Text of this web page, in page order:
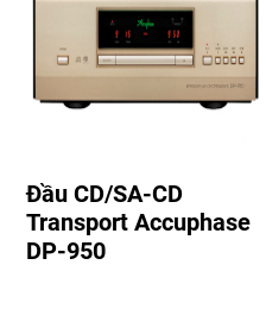
Đầu CD/SA-CD
Transport Accuphase
DP-950